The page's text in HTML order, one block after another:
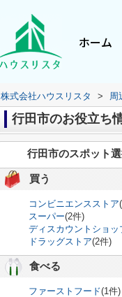
ホーム
株式会社ハウスリスタ > 周
行田市のお役立ち
行田市のスポット
買う
コンビニエンスストア
スーパー(2件)
ディスカウントショッ
ドラッグストア(2件)
食べる
ファーストフード(1件)